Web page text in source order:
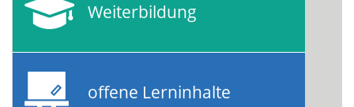
Weiterbildung
offene Lerninhalte